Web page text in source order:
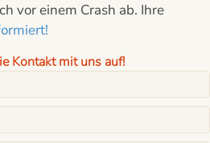
vor einem Crash ab. Ihre
Kontakt mit uns auf!